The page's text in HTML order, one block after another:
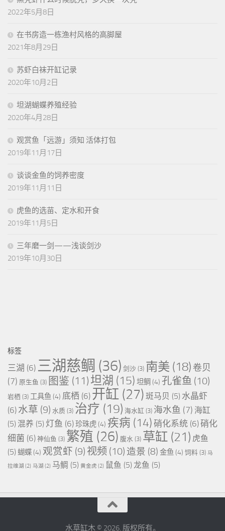
2022年5月8日
在书房造一栋渔村风格的高脚屋
2021年8月29日
苏虾白袜开缸记录
2020年10月2日
坦湖蝴蝶养殖经验
2020年4月28日
观赏鱼「远游」须知 活体打包
2019年11月17日
谈谈金鱼的饲养密度
2019年11月11日
虎鱼的选苗、定水和开食
2019年11月5日
三年磨一剑——浅谈剑沙
2019年10月30日
标签
三湖 (6) 三湖慈鲷 (36) 剑沙 (3) 南美 (18) 卷贝
(7) 原生鱼 (3) 图鉴 (11) 坦湖 (15) 坦鲷 (4) 孔雀鱼 (10)
岩栖 (3) 工具鱼 (4) 底栖 (6) 开缸 (27) 斑马贝 (5) 水晶虾
(6) 水草 (9) 水质 (3) 治疗 (19) 海水缸 (3) 海水鱼 (7) 海缸
(5) 混养 (5) 灯鱼 (6)珍珠虎(4) 疾病 (14) 硝化系统 (6)硝化
细菌 (6) 神仙鱼 (3) 繁殖 (26) 腹水 (3) 草缸 (21) 虎鱼
(5) 蝴蝶(4) 观赏虾 (9) 视频 (10) 造景 (8) 金鱼 (4) 饲料 (3) 马
拉维湖 (2) 马湖 (2) 马鲷 (5) 黄金虎 (2) 鼠鱼 (5) 龙鱼 (5)
水草缸木 © 2026. 版权所有。